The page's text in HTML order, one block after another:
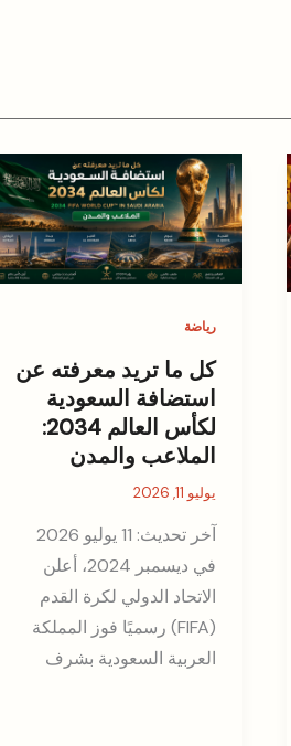
رياضة
كل ما تريد معرفته عن
استضافة السعودية
لكأس العالم 2034:
الملاعب والمدن
يوليو 11, 2026
آخر تحديث: 11 يوليو 2026
في ديسمبر 2024، أعلن
الاتحاد الدولي لكرة القدم
(FIFA) رسميًا فوز المملكة
العربية السعودية بشرف